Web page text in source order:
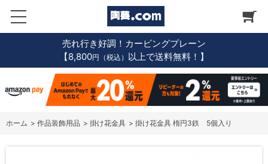
売れ行き好調！カービングプレーン
【8,800円（税込） 以上で送料無料！】
ホーム > 作品装飾用品 > 掛け花金具 > 掛け花金具 楕円3鉄 5個入り